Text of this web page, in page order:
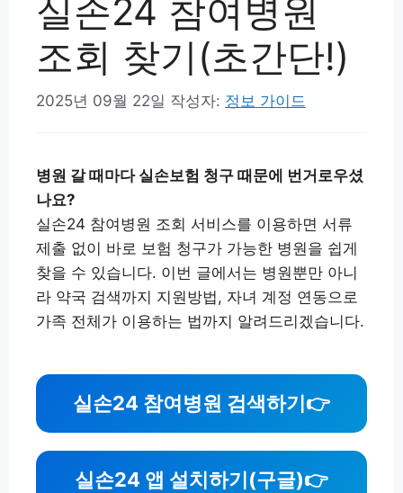
실손24 참여병원
조회 찾기(초간단!)
2025년 09월 22일 작성자: 정보 가이드
병원 갈 때마다 실손보험 청구 때문에 번거로우셨
나요?
실손24 참여병원 조회 서비스를 이용하면 서류
제출 없이 바로 보험 청구가 가능한 병원을 쉽게
찾을 수 있습니다. 이번 글에서는 병원뿐만 아니
라 약국 검색까지 지원방법, 자녀 계정 연동으로
가족 전체가 이용하는 법까지 알려드리겠습니다.
실손24 참여병원 검색하기👉
실손24 앱 설치하기(구글)👉